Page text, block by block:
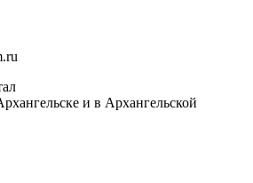
и в Архангельской